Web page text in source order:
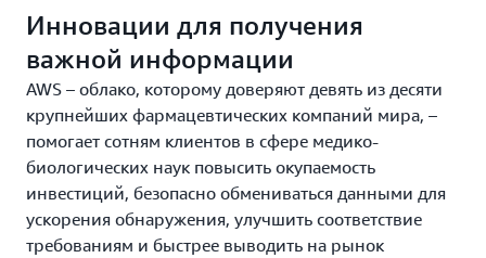
Инновации для получения
важной информации
AWS – облако, которому доверяют девять из десяти
крупнейших фармацевтических компаний мира, –
помогает сотням клиентов в сфере медико-
биологических наук повысить окупаемость
инвестиций, безопасно обмениваться данными для
ускорения обнаружения, улучшить соответствие
требованиям и быстрее выводить на рынок